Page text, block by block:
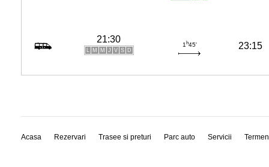
21:30
L M M J V S D
1 h45' 23:15
Acasa Rezervari Trasee si preturi Parc auto Servicii